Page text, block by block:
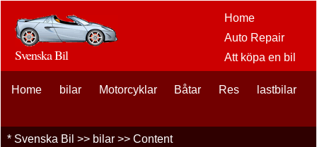
Home
Auto Repair
Att köpa en bil
eftermarknaden
Svenska Bil
Home bilar Motorcyklar Båtar Res lastbilar
* Svenska Bil >> bilar >> Content